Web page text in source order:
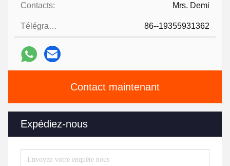
Contacts: Mrs. Demi
Télégramme: 86--19355931362
Contact maintenant
Expédiez-nous